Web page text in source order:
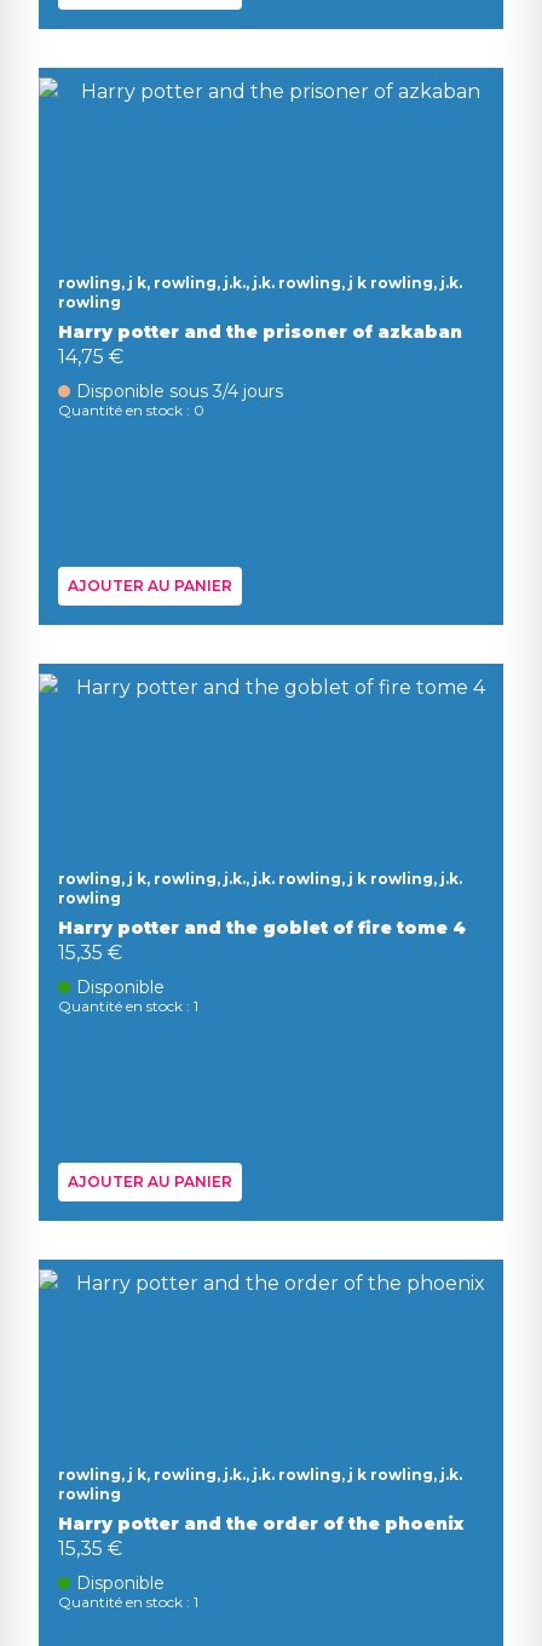
rowling, j k, rowling, j.k., j.k. rowling, j k rowling, j.k.
rowling
Harry potter and the prisoner of azkaban
14,75 €
Disponible sous 3/4 jours
Quantité en stock : 0
AJOUTER AU PANIER
rowling, j k, rowling, j.k., j.k. rowling, j k rowling, j.k.
rowling
Harry potter and the goblet of fire tome 4
15,35 €
Disponible
Quantité en stock : 1
AJOUTER AU PANIER
rowling, j k, rowling, j.k., j.k. rowling, j k rowling, j.k.
rowling
Harry potter and the order of the phoenix
15,35 €
Disponible
Quantité en stock : 1